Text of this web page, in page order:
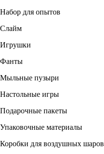
Набор для опытов
Слайм
Игрушки
Фанты
Мыльные пузыри
Настольные игры
Подарочные пакеты
Упаковочные материалы
Коробки для воздушных шаров